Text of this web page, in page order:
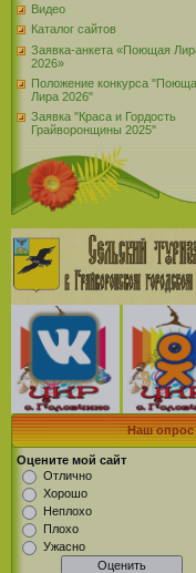
Видео
Каталог сайтов
Заявка-анкета «Поющая
2026»
Положение конкурса
Лира 2026"
Заявка "Краса и Гордость
Грайворонщины 2025"
Наш опрос
Оцените мой сайт
Отлично
Хорошо
Неплохо
Плохо
Ужасно